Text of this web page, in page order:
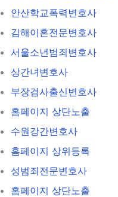
안산학교폭력변호사
김해이혼전문변호사
서울소년범죄변호사
상간녀변호사
부장검사출신변호사
홈페이지 상단노출
수원강간변호사
홈페이지 상위등록
성범죄전문변호사
홈페이지 상단노출